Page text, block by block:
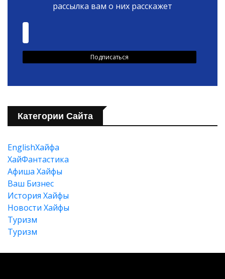
рассылка вам о них расскажет
Категории Сайта
EnglishХайфа
XайФантастика
Афиша Хайфы
Ваш Бизнес
История Хайфы
Новости Хайфы
Туризм
Туризм